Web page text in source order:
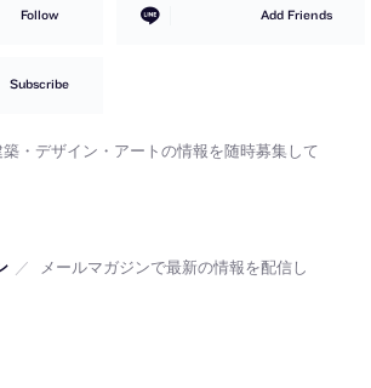
Follow Add Friends
Subscribe
築・デザイン・アートの情報を随時募集して
／
メールマガジンで最新の情報を配信し